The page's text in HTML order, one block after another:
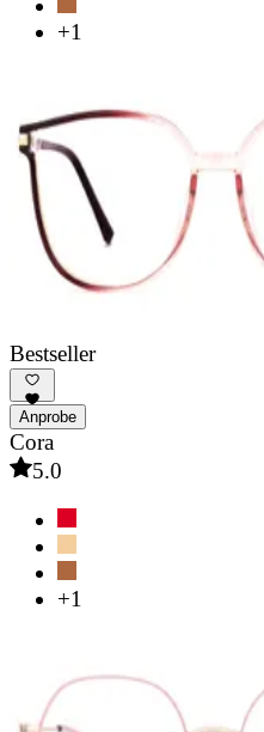
+1
Bestseller
Anprobe
Cora
5.0
+1